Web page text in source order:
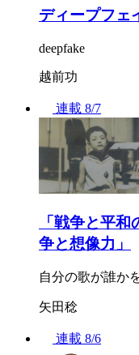
ディープフェ
deepfake
越前功
連載 8/7
「戦争と平
争と想像力」
自分の歌が誰か
矢田稔
連載 8/6